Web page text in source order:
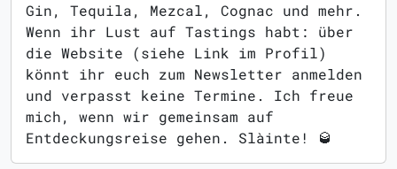
Gin, Tequila, Mezcal, Cognac und mehr.
Wenn ihr Lust auf Tastings habt: über
die Website (siehe Link im Profil)
könnt ihr euch zum Newsletter anmelden
und verpasst keine Termine. Ich freue
mich, wenn wir gemeinsam auf
Entdeckungsreise gehen. Slàinte! 🥃